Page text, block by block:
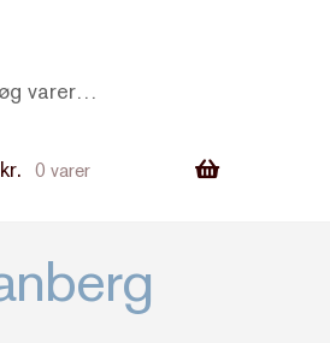
kr. 0 varer